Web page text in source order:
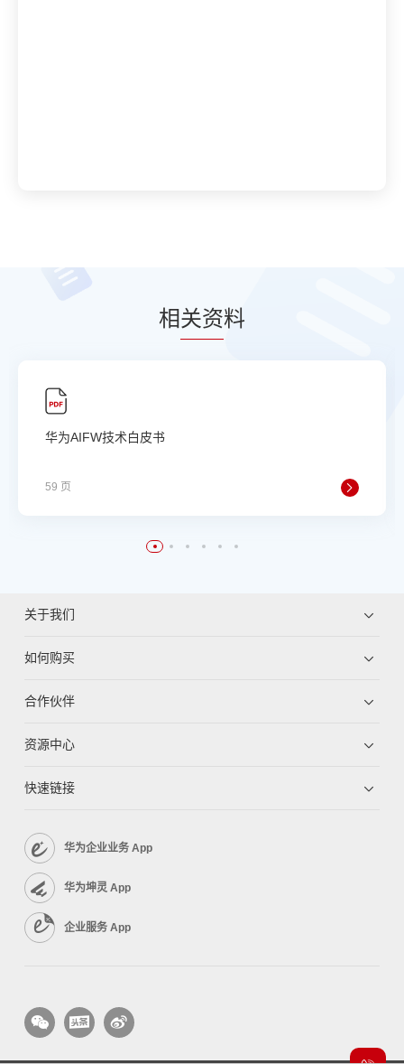
相关资料
华为AIFW技术白皮书
59 页
关于我们
如何购买
合作伙伴
资源中心
快速链接
华为企业业务 App
华为坤灵 App
企业服务 App